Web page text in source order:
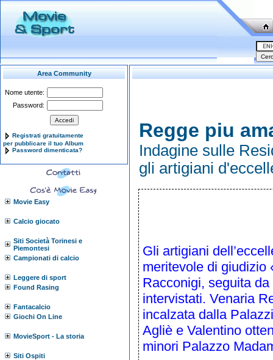
Area Community
Nome utente:
Password:
Registrati gratuitamente
per pubblicare il tuo Album
Password dimenticata?
Movie Easy
Calcio giocato
Siti Società Torinesi e
Piemontesi
Campionati di calcio
Leggere di sport
Found Rasing
Fantacalcio
Giochi On Line
MovieSport - La storia
Siti Ospiti
Regge piu
Indagine sulle
gli artigiani
Gli artigiani
meritevole di giudizio
Racconigi, seguita
intervistati. Venaria
incalzata dalla
Agliè e Valentino
minori Palazzo